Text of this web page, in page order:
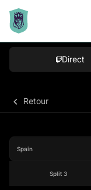
Direct
Retour
Split 3